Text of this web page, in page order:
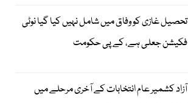
تحصیل غازی کو وفاق میں شامل نہیں کیا گیا نوٹی
فکیشن جعلی ہے، کے پی حکومت
آزاد کشمیر عام انتخابات کے آخری مرحلے میں